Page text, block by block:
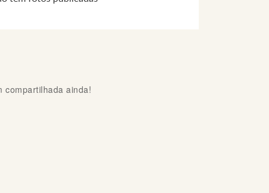
compartilhada ainda!